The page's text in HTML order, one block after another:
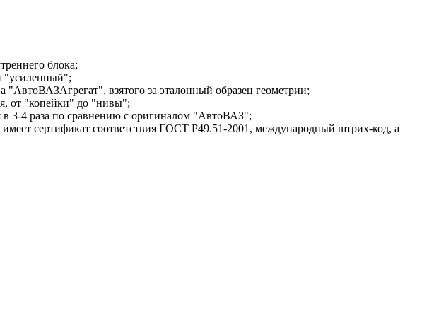
блока;
"усиленный";
"АвтоВАЗАгрегат", взятого за эталонный образец геометрии;
от "копейки" до "нивы";
в 3-4 раза по сравнению с оригиналом "АвтоВАЗ";
сертификат соответствия ГОСТ Р49.51-2001, международный штрих-код, а